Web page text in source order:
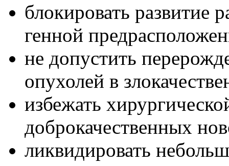
блокировать развитие
генной
не допустить
опухолей в
избежать
доброкачественных
ликвидировать